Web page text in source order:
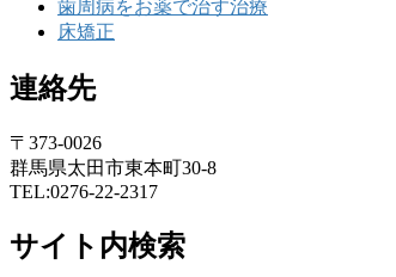
歯周病をお薬で治す治療
床矯正
連絡先
〒373-0026
群馬県太田市東本町30-8
TEL:0276-22-2317
サイト内検索